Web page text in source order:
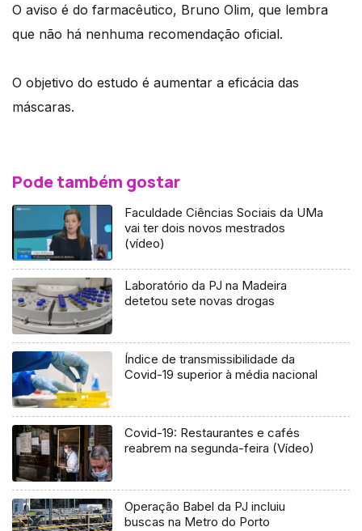
O aviso é do farmacêutico, Bruno Olim, que lembra
que não há nenhuma recomendação oficial.
O objetivo do estudo é aumentar a eficácia das
máscaras.
Pode também gostar
Faculdade Ciências Sociais da UMa
vai ter dois novos mestrados
(vídeo)
Laboratório da PJ na Madeira
detetou sete novas drogas
Índice de transmissibilidade da
Covid-19 superior à média nacional
Covid-19: Restaurantes e cafés
reabrem na segunda-feira (Vídeo)
Operação Babel da PJ incluiu
buscas na Metro do Porto